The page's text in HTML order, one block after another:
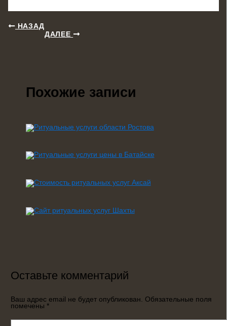
НАЗАД
ДАЛЕЕ
Похожие записи
Оставьте комментарий
Ваш адрес email не будет опубликован.
Обязательные поля
помечены *